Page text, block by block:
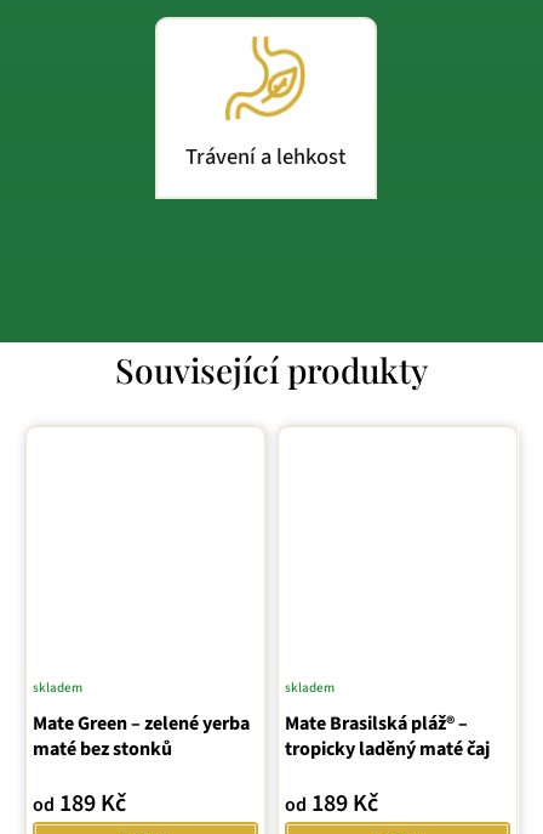
Trávení a lehkost
Související produkty
Mate Green – zelené yerba
maté bez stonků
Průměrné
hodnocení
produktu
4,0
skladem
od 189 Kč
Mate Brasilská pláž® –
tropicky laděný maté čaj
skladem
od 189 Kč